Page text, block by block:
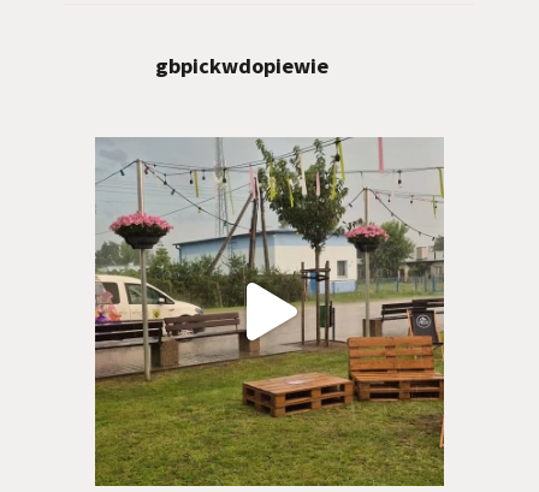
gbpickwdopiewie